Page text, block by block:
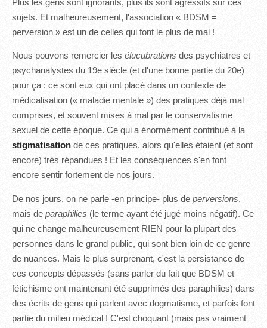
Plus les gens sont ignorants, plus ils sont agressifs sur ces
sujets. Et malheureusement, l'association « BDSM =
perversion » est un de celles qui font le plus de mal !
Nous pouvons remercier les élucubrations des psychiatres et
psychanalystes du 19e siècle (et d'une bonne partie du 20e)
pour ça : ce sont eux qui ont placé dans un contexte de
médicalisation (« maladie mentale ») des pratiques déjà mal
comprises, et souvent mises à mal par le conservatisme
sexuel de cette époque. Ce qui a énormément contribué à la
stigmatisation de ces pratiques, alors qu'elles étaient (et sont
encore) très répandues ! Et les conséquences s'en font
encore sentir fortement de nos jours.
De nos jours, on ne parle -en principe- plus de perversions,
mais de paraphilies (le terme ayant été jugé moins négatif). Ce
qui ne change malheureusement RIEN pour la plupart des
personnes dans le grand public, qui sont bien loin de ce genre
de nuances. Mais le plus surprenant, c'est la persistance de
ces concepts dépassés (sans parler du fait que BDSM et
fétichisme ont maintenant été supprimés des paraphilies) dans
des écrits de gens qui parlent avec dogmatisme, et parfois font
partie du milieu médical ! C'est choquant (mais pas vraiment